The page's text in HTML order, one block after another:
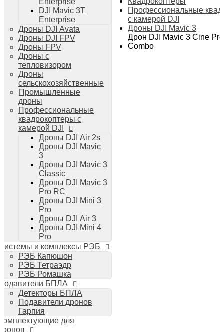
Дроны DJI Mini 4 Pro
Системы и комплексы РЭБ
РЭБ Капюшон
РЭБ Тетраэдр
РЭБ Ромашка
Подавители БПЛА
Детекторы БПЛА
Комплектующие для дронов
Спутниковая связь
Зарядные устройства для дронов
Пульты для дронов
Пропеллеры для дронов
Кейсы для дронов
Тепловизионные бинокли
Тепловизионные прицелы
Аккумуляторы для дронов
Телевизоры
Телевизоры
Цифровая техника
Техника Apple
Телефоны iPhone
Планшеты iPad
Компьютеры Mac
Аудиотехника
Стайлеры для волос Dyson
Пылесосы Dyson
Аудио и видео DJI
Ручные камеры
DJI Osmo Action 3
DJI Osmo Pocket 3
Enterprise
DJI Mavic 3T
Enterprise
Дроны DJI Avata
Дроны DJI FPV
Дроны FPV
Дроны с
тепловизором
Дроны
сельскохозяйственные
Промышленные
дроны
Профессиональные
квадрокоптеры с
камерой DJI
Дроны DJI Air 2s
Дроны DJI Mavic
3
Дроны DJI Mavic 3
Classic
Дроны DJI Mavic 3
Pro RC
Дроны DJI Mini 3
Pro
Дроны DJI Air 3
Дроны DJI Mini 4
Pro
и комплексы РЭБ
РЭБ Капюшон
РЭБ Тетраэдр
РЭБ Ромашка
БПЛА
Детекторы БПЛА
Подавители дронов
Гарпия
для
Профессиональные
с камерой DJI
Дроны DJI Mavic 3
Дрон DJI Mavic 3 Cine
Combo